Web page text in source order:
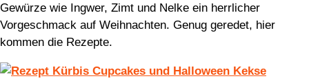
Gewürze wie Ingwer, Zimt und Nelke ein herrlicher
Vorgeschmack auf Weihnachten. Genug geredet, hier
kommen die Rezepte.